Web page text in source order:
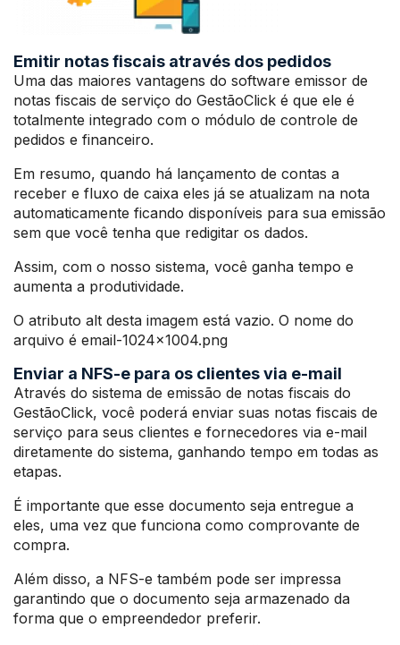
Emitir notas fiscais através dos pedidos
Uma das maiores vantagens do software emissor de
notas fiscais de serviço do GestãoClick é que ele é
totalmente integrado com o módulo de controle de
pedidos e financeiro.
Em resumo, quando há lançamento de contas a
receber e fluxo de caixa eles já se atualizam na nota
automaticamente ficando disponíveis para sua emissão
sem que você tenha que redigitar os dados.
Assim, com o nosso sistema, você ganha tempo e
aumenta a produtividade.
O atributo alt desta imagem está vazio. O nome do
arquivo é email-1024×1004.png
Enviar a NFS-e para os clientes via e-mail
Através do sistema de emissão de notas fiscais do
GestãoClick, você poderá enviar suas notas fiscais de
serviço para seus clientes e fornecedores via e-mail
diretamente do sistema, ganhando tempo em todas as
etapas.
É importante que esse documento seja entregue a
eles, uma vez que funciona como comprovante de
compra.
Além disso, a NFS-e também pode ser impressa
garantindo que o documento seja armazenado da
forma que o empreendedor preferir.